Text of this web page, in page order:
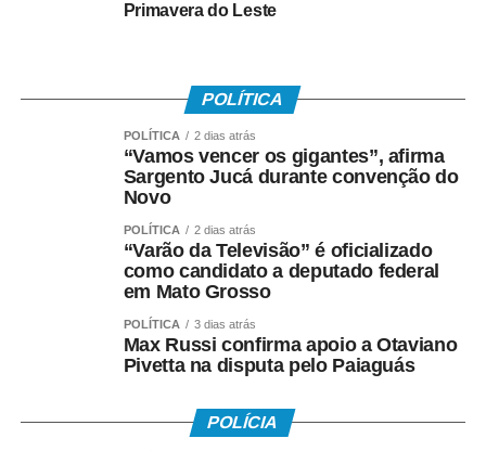
aprendeu cedo a confeccioná-las e, aos dez anos, já
tornou seu principal lazer e sua fonte de renda.
Foi com a venda de pipas que conseguiu comprar seus
próprios materiais, aperfeiçoar técnicas e transformar uma
paixão em profissão. Hoje, além da produção artesanal,
festivais e campeonatos e ministra oficinas em diversas
cidades de Mato Grosso e de outros Estados.
O trabalho social também nasceu dessa trajetória. Ao
perceber o interesse das crianças que viviam nas
periferias de Cuiabá, Gringo passou a realizar oficinas
ensinando não apenas a construir pipas, mas também
Primavera do Leste
POLÍTICA
POLÍTICA 2 dias atrás
“Vamos vencer os gigantes”, afirma
Sargento Jucá durante convenção do
Novo
POLÍTICA 2 dias atrás
“Varão da Televisão” é oficializado
como candidato a deputado federal
em Mato Grosso
POLÍTICA 3 dias atrás
Max Russi confirma apoio a Otaviano
Pivetta na disputa pelo Paiaguás
POLÍCIA